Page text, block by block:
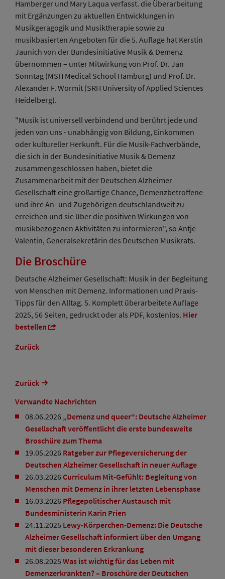
Hamberger und Mary Laqua verfasst. die Überarbeitung
mit Ergänzungen zu aktuellen Entwicklungen in
Musikgeragogik und Musiktherapie sowie zu
musikbasierten Angeboten für die 5. Auflage hat Kerstin
Jaunich von der Bundesinitiative Musik & Demenz
übernommen – unter Mitwirkung von Prof. Dr. Jan
Sonntag (MSH Medical School Hamburg) und Prof. Dr.
Alexander F. Wormit (SRH University of Applied Sciences
Heidelberg).
"Musik ist universell verbindend und berührt jede und
jeden von uns - unabhängig von Bildung, Einkommen
oder kultureller Herkunft. Für die Musik-Fachverbände,
die sich in der Bundesinitiative Musik & Demenz
zusammengeschlossen haben, bietet die
Zusammenarbeit mit der Deutschen Alzheimer
Gesellschaft eine großartige Chance, Demenzbetroffene
und ihre An- und Zugehörigen deutschlandweit zu
erreichen und sie über die positiven Wirkungen von
musikbezogenen Aktivitäten zu informieren", so Antje
Valentin, Generalsekretärin des Deutschen Musikrats.
Die Broschüre
Deutsche Alzheimer Gesellschaft: Musik in der Begleitung
von Menschen mit Demenz. Informationen und Praxis-
Tipps für den Alltag. 5. Komplett überarbeitete Auflage
2025, 56 Seiten, gedruckt oder als PDF, kostenlos. Hier
bestellen
Zurück
Zurück
Verwandte Nachrichten
08.06.2026 „Demenz und queer“: Deutsche Alzheimer
Gesellschaft veröffentlicht die erste bundesweite
Broschüre zum Thema
19.05.2026 Ratgeber zur Pflegeversicherung der
Deutschen Alzheimer Gesellschaft in neuer Auflage
26.03.2026 Curriculum Mit-Gefühlt: Begleitung von
Menschen mit Demenz in ihrer letzten Lebensphase
16.03.2026 Pflegepolitischer Austausch mit
Bundesministerin Karin Prien
24.11.2025 Lewy-Körperchen-Demenz: Die Deutsche
Alzheimer Gesellschaft informiert über den Umgang
mit dieser besonderen Erkrankung
26.08.2025 Was ist wichtig für das Leben mit
Demenzerkrankten? – Broschüre der Deutschen